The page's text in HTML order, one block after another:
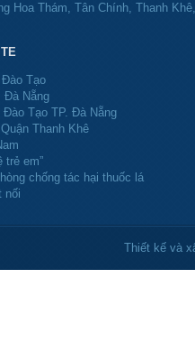
Hoa Thám, Tân Chính, Thanh
Tạo
Đà Nẵng
Tạo TP. Đà Nẵng
Thanh Khê
trẻ em”
chống tác hại thuốc lá
nối
Thiết kế và